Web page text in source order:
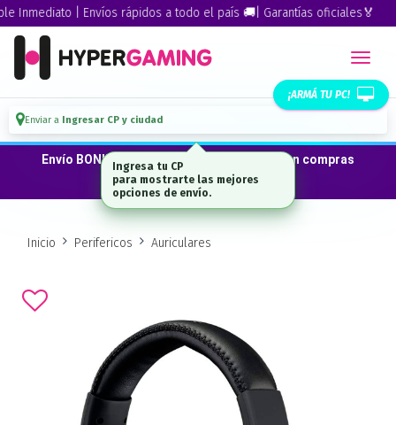
| Envíos rápidos a todo el país 🚚| Garantías oficiales🏅
¡ARMÁ TU PC!
Enviar a Ingresar CP y ciudad
Envío BONIFICADO a CABA · GBA ·La Plata en compras
desde $300.000*
Inicio Perifericos Auriculares
Ingresa tu CP
para mostrarte las mejores
opciones de envío.